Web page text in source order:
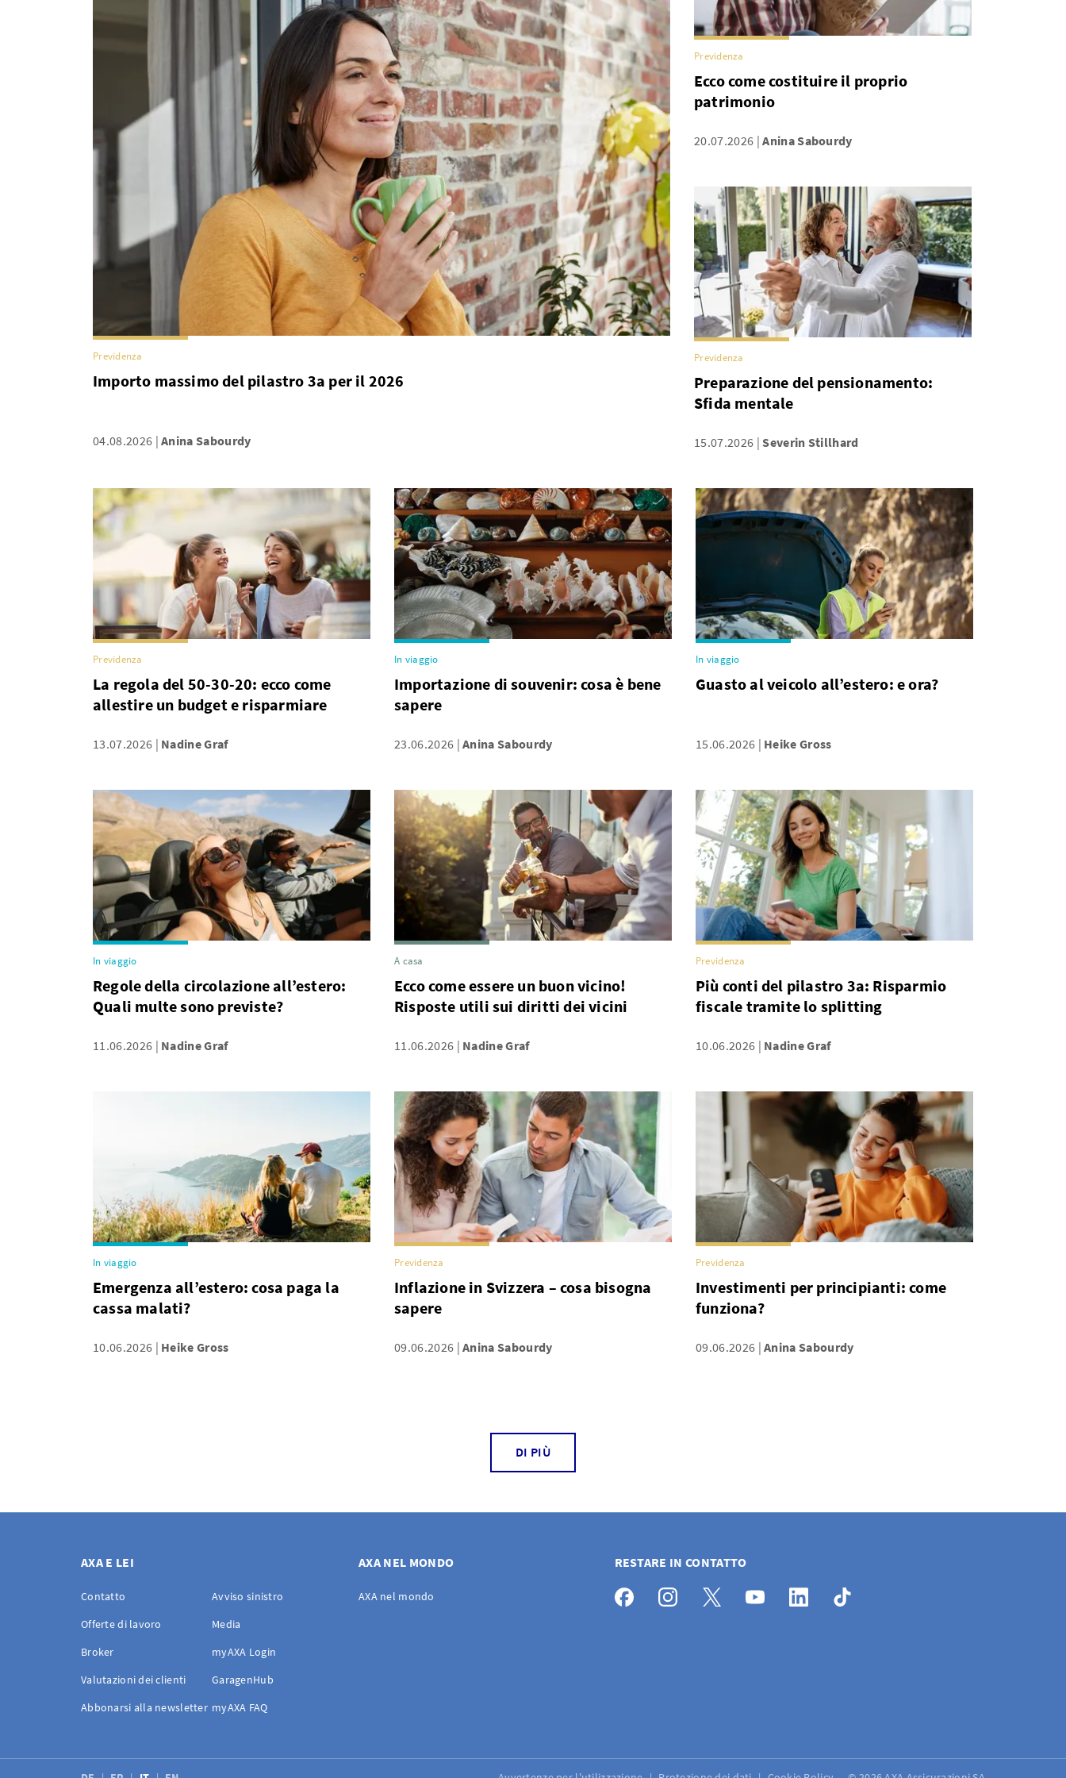
Previdenza
Importo massimo del pilastro 3a per il 2026
04.08.2026 Anina Sabourdy
Previdenza
Ecco come costituire il proprio
patrimonio
20.07.2026 Anina Sabourdy
Previdenza
Preparazione del pensionamento:
Sfida mentale
15.07.2026 Severin Stillhard
Previdenza
La regola del 50-30-20: ecco come
allestire un budget e risparmiare
13.07.2026 Nadine Graf
In viaggio
Importazione di souvenir: cosa è bene
sapere
23.06.2026 Anina Sabourdy
In viaggio
Guasto al veicolo all’estero: e ora?
15.06.2026 Heike Gross
In viaggio
Regole della circolazione all’estero:
Quali multe sono previste?
11.06.2026 Nadine Graf
A casa
Ecco come essere un buon vicino!
Risposte utili sui diritti dei vicini
11.06.2026 Nadine Graf
Previdenza
Più conti del pilastro 3a: Risparmio
fiscale tramite lo splitting
10.06.2026 Nadine Graf
In viaggio
Emergenza all’estero: cosa paga la
cassa malati?
10.06.2026 Heike Gross
Previdenza
Inflazione in Svizzera – cosa bisogna
sapere
09.06.2026 Anina Sabourdy
Previdenza
Investimenti per principianti: come
funziona?
09.06.2026 Anina Sabourdy
DI PIÙ
AXA E LEI
Contatto
Avviso sinistro
Offerte di lavoro
Media
Broker
myAXA Login
Valutazioni dei clienti
GaragenHub
Abbonarsi alla newsletter myAXA FAQ
AXA NEL MONDO
AXA nel mondo
RESTARE IN CONTATTO